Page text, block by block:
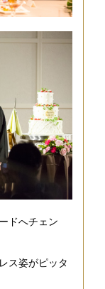
ドへチェン
ス姿がピッタ